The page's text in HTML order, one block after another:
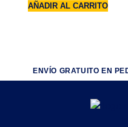
AÑADIR AL CARRITO
ENVÍO GRATUITO EN